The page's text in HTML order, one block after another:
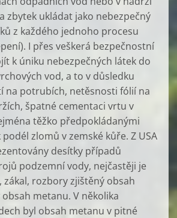
zbytek ukládat jako nebezpečný
z každého jednoho procesu
I přes veškerá bezpečnostní
k úniku nebezpečných látek do
vod, a to v důsledku
na potrubích, netěsnosti fólií na
špatné cementaci vrtu v
těžko předpokládanými
zlomů v zemské kůře. Z USA
desítky případů
podzemní vody, nejčastěji je
zákal, rozbory zjištěný obsah
metanu. V několika
byl obsah metanu v pitné